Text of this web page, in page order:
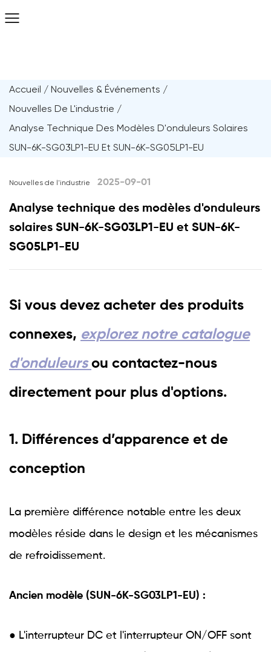
Accueil / Nouvelles & Événements /
Nouvelles De L'industrie /
Analyse Technique Des Modèles D'onduleurs Solaires
SUN-6K-SG03LP1-EU Et SUN-6K-SG05LP1-EU
Nouvelles de l'industrie 2025-09-01
Analyse technique des modèles d'onduleurs
solaires SUN-6K-SG03LP1-EU et SUN-6K-
SG05LP1-EU
Si vous devez acheter des produits
connexes, explorez notre catalogue
d'onduleursou contactez-nous
directement pour plus d'options.
1. Différences d’apparence et de
conception
La première différence notable entre les deux
modèles réside dans le design et les mécanismes
de refroidissement.
Ancien modèle (SUN-6K-SG03LP1-EU) :
● L'interrupteur DC et l'interrupteur ON/OFF sont